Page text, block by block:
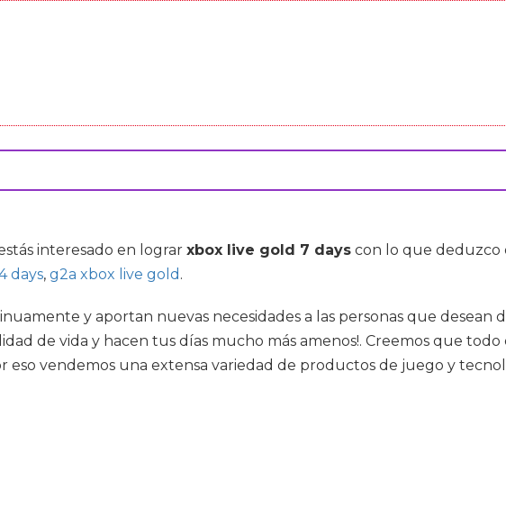
interesado en lograr xbox live gold 7 days con lo que deduzco
days, g2a xbox live gold .
y aportan nuevas necesidades a las personas que desean
de vida y hacen tus días mucho más amenos!. Creemos que
eso vendemos una extensa variedad de productos de juego y